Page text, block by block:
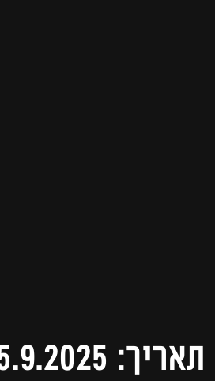
תאריך: 5.9.2025